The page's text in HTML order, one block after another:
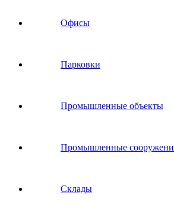
Офисы
Парковки
Промышленные объекты
Промышленные
Склады